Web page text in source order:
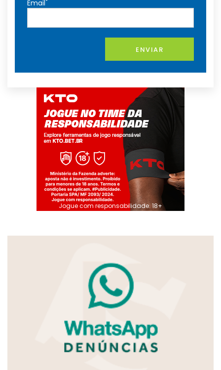
Email
ENVIAR
Jogue com responsabilidade. 18+